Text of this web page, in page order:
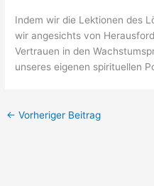
Indem wir die Lektionen des
wir angesichts von
Vertrauen in den
unseres eigenen spirituellen
← Vorheriger Beitrag